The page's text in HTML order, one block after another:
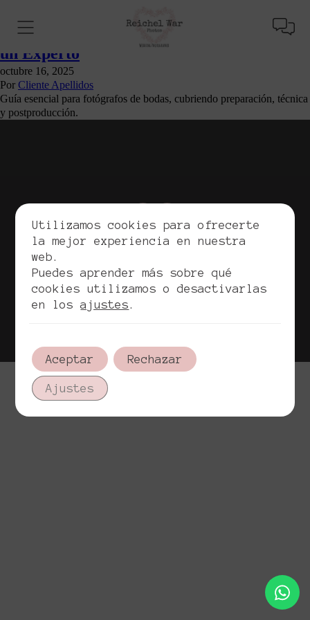
Fotografía de Bodas Exitosa: Consejos de
un Experto
octubre 16, 2025
Por Cliente Apellidos
Guía esencial para fotógrafos de bodas, cubriendo preparación, técnica
y postproducción.
Copyrights. Reichel War, 2026. Todos los derechos
Política de privacidad
Utilizamos cookies para ofrecerte
la mejor experiencia en nuestra
web.
Puedes aprender más sobre qué
cookies utilizamos o desactivarlas
en losajustes.
Aceptar Rechazar
Ajustes